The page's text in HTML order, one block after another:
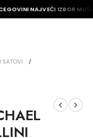
NAJVEĆI IZBOR
SATOVI